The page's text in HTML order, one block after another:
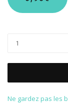
Ne gardez pas les